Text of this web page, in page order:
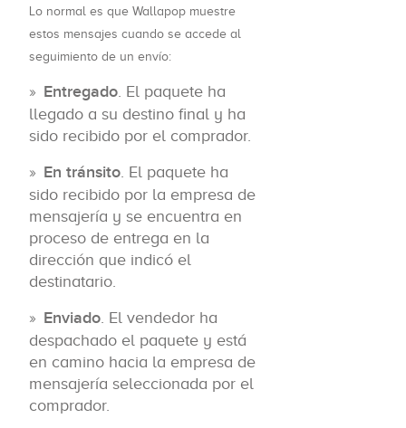
Lo normal es que Wallapop muestre
estos mensajes cuando se accede al
seguimiento de un envío:
Entregado . El paquete ha
llegado a su destino final y ha
sido recibido por el comprador.
En tránsito . El paquete ha
sido recibido por la empresa de
mensajería y se encuentra en
proceso de entrega en la
dirección que indicó el
destinatario.
Enviado . El vendedor ha
despachado el paquete y está
en camino hacia la empresa de
mensajería seleccionada por el
comprador.